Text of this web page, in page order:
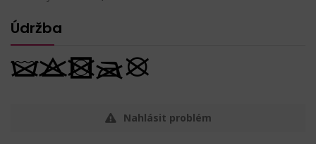
Údržba
Nahlásit problém